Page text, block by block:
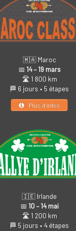
🇲🇦 Maroc
📅 14 – 19 mars
🛣️ 1 800 km
🏁 6 jours • 5 étapes
Plus d’infos
🇮🇪 Irlande
📅 10 – 14 mai
🛣️ 1 200 km
🏁 5 jours • 4 étapes